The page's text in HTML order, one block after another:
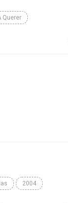
Querer
2004